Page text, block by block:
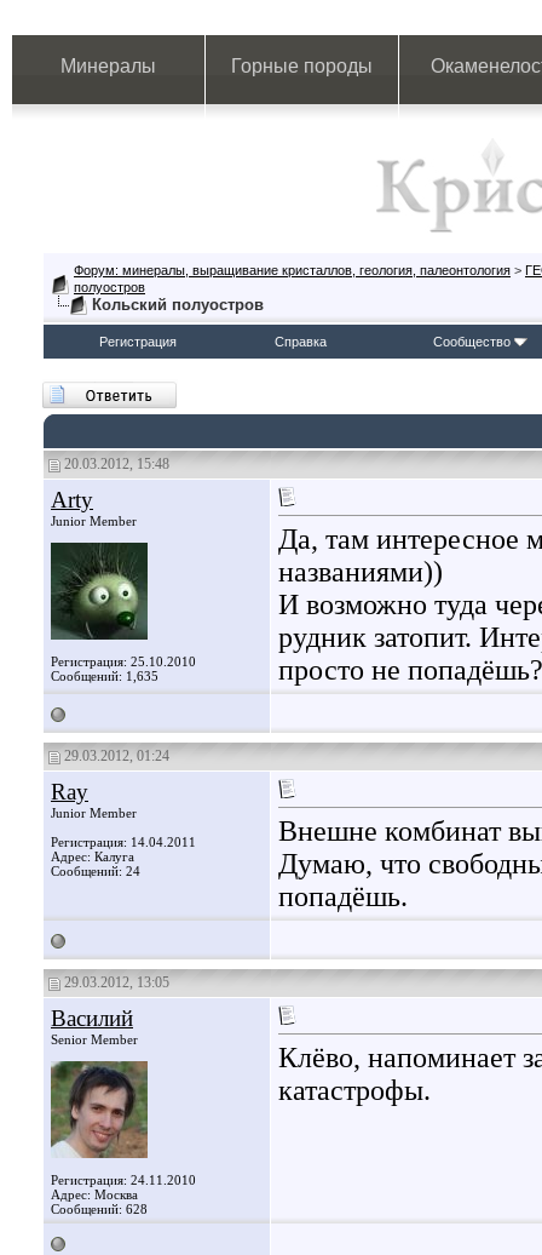
Минералы Горные породы
Форум: минералы, выращивание кристаллов, геология, палеонтология >
полуостров
Кольский полуостров
Регистрация Справка Сообщество
20.03.2012, 15:48
Arty
Junior Member
Регистрация: 25.10.2010
Сообщений: 1,635
Да, там интересное
названиями))
И возможно туда
рудник затопит.
просто не попадёшь?
29.03.2012, 01:24
Ray
Junior Member
Регистрация: 14.04.2011
Адрес: Калуга
Сообщений: 24
Внешне комбинат
Думаю, что
попадёшь.
29.03.2012, 13:05
Василий
Senior Member
Регистрация: 24.11.2010
Адрес: Москва
Сообщений: 628
Клёво, напоминает
катастрофы.